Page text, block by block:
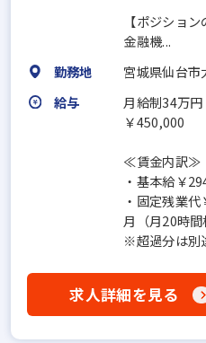
【ポジション
金融機...
勤務地
宮城県仙台市
給与
月給制34万
￥450,000
≪賃金内訳≫
・基本給￥
・固定残業
月（月20時間
※超過分は別
求人詳細を見る